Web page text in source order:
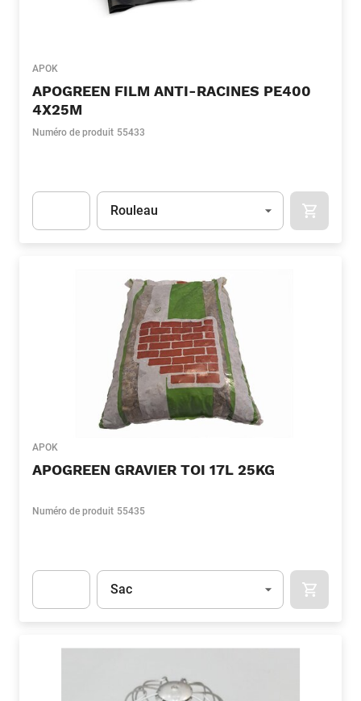
APOK
APOGREEN FILM ANTI-RACINES PE400
4X25M
Numéro de produit 55433
Unité
Rouleau
APOK
APOGREEN GRAVIER TOI 17L 25KG
Numéro de produit 55435
Unité
Sac